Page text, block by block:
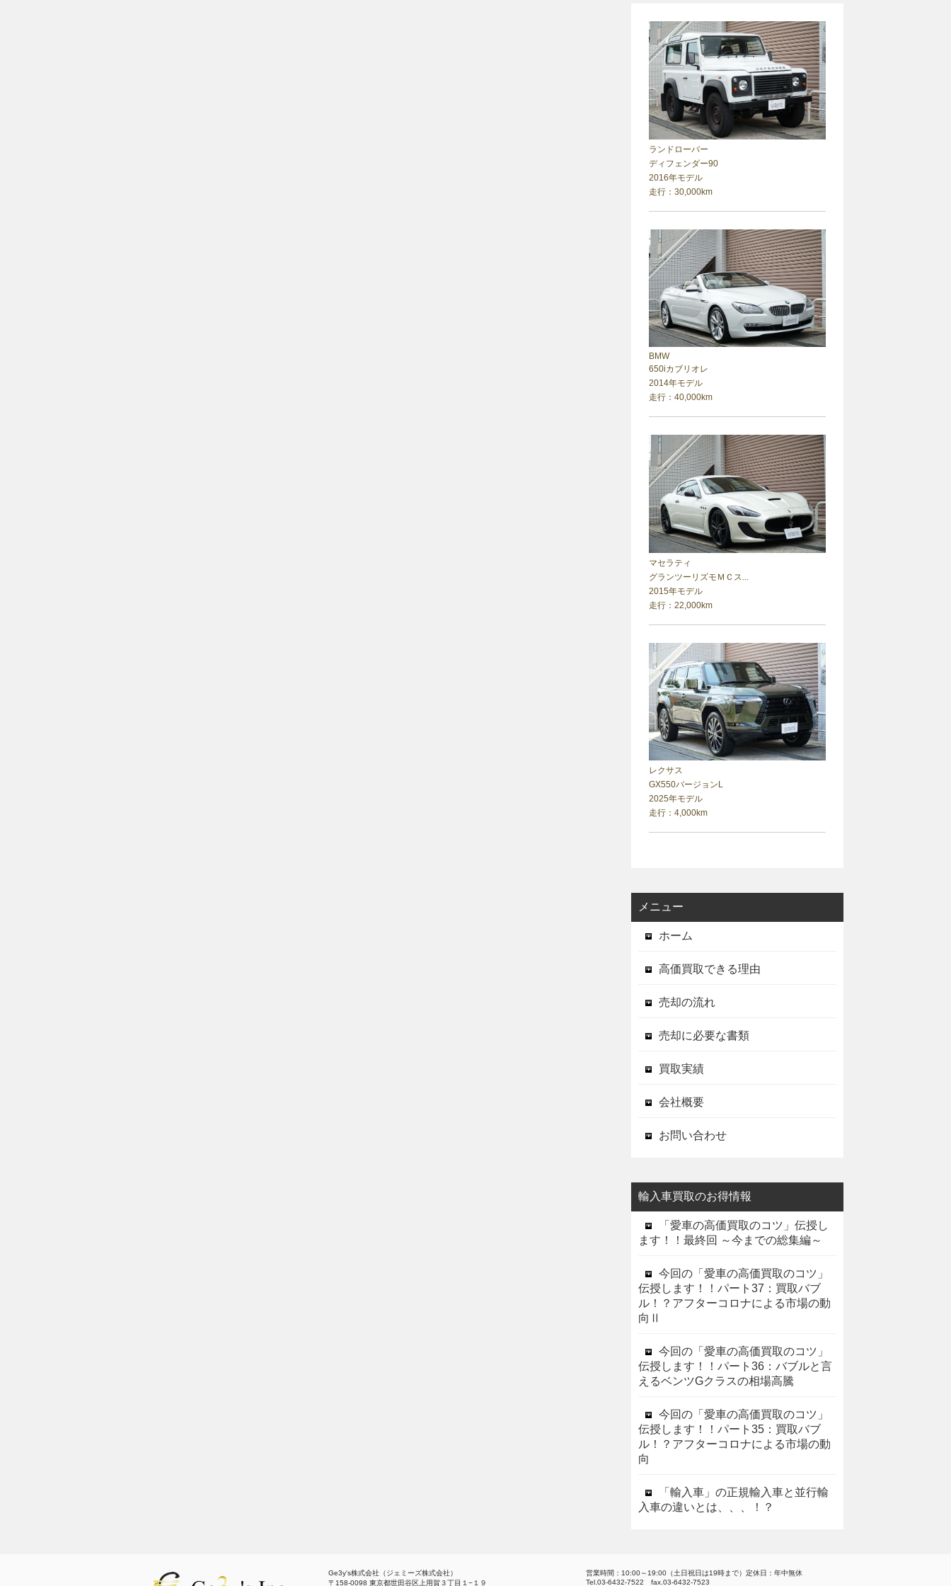
ランドローバー
ディフェンダー90
2016年モデル
走行：30,000km
BMW
650iカブリオレ
2014年モデル
走行：40,000km
マセラティ
グランツーリズモＭＣス...
2015年モデル
走行：22,000km
レクサス
GX550バージョンL
2025年モデル
走行：4,000km
メニュー
ホーム
高価買取できる理由
売却の流れ
売却に必要な書類
買取実績
会社概要
お問い合わせ
輸入車買取のお得情報
「愛車の高価買取のコツ」伝授し
ます！！最終回 ～今までの総集編～
今回の「愛車の高価買取のコツ」
伝授します！！パート37：買取バブ
ル！？アフターコロナによる市場の動
向Ⅱ
今回の「愛車の高価買取のコツ」
伝授します！！パート36：バブルと言
えるベンツGクラスの相場高騰
今回の「愛車の高価買取のコツ」
伝授します！！パート35：買取バブ
ル！？アフターコロナによる市場の動
向
「輸入車」の正規輸入車と並行輸
入車の違いとは、、、！？
Ge3y's株式会社（ジェミーズ株式会社）
営業時間：10:00～19:00（土日祝日は19時まで）定休日：年中無休
〒158-0098 東京都世田谷区上用賀３丁目１−１９
Tel.03-6432-7522 fax.03-6432-7523